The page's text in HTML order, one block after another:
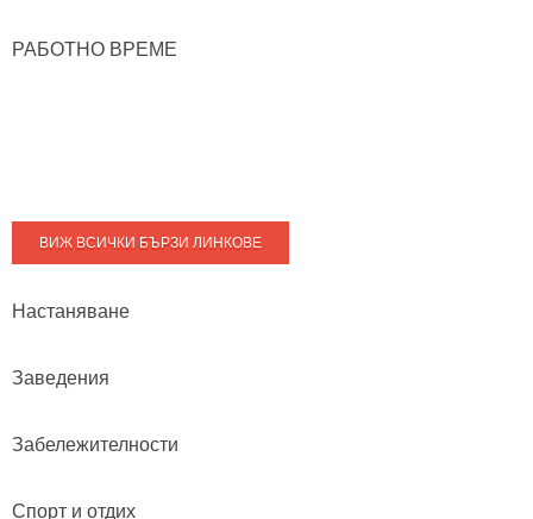
РАБОТНО ВРЕМЕ
ВИЖ ВСИЧКИ БЪРЗИ ЛИНКОВЕ
Настаняване
Заведения
Забележителности
Спорт и отдих